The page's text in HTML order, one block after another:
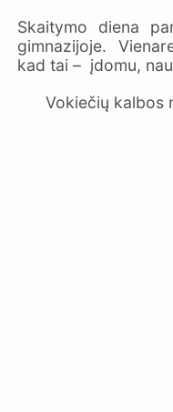
Skaitymo diena
gimnazijoje.
kad tai – įdomu,
Vokiečių kalbos